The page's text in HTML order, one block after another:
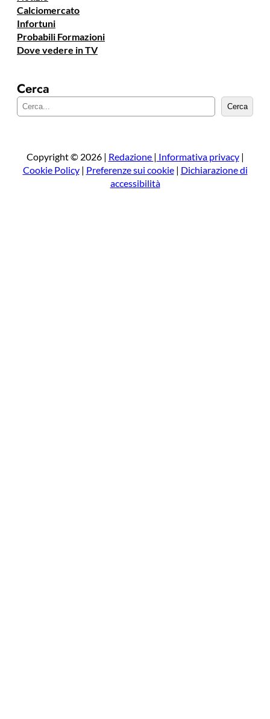
Calciomercato
Infortuni
Probabili Formazioni
Dove vedere in TV
Cerca
e
a
Cerca
Copyright © 2026 | Redazione | Informativa privacy|
Cookie Policy| Preferenze sui cookie| Dichiarazione di
accessibilità